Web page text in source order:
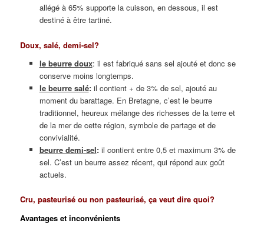
allégé à 65% supporte la cuisson, en dessous, il est
destiné à être tartiné.
Doux, salé, demi-sel?
le beurre doux: il est fabriqué sans sel ajouté et donc se
conserve moins longtemps.
le beurre salé:il contient + de 3% de sel, ajouté au
moment du barattage. En Bretagne, c’est le beurre
traditionnel, heureux mélange des richesses de la terre et
de la mer de cette région, symbole de partage et de
convivialité.
beurre demi-sel:il contient entre 0,5 et maximum 3% de
sel. C’est un beurre assez récent, qui répond aux goût
actuels.
Cru, pasteurisé ou non pasteurisé, ça veut dire quoi?
Avantages et inconvénients